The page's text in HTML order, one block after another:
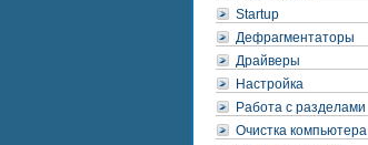
Startup
Дефрагментаторы
Драйверы
Настройка
Работа с разделами
Очистка компьютера